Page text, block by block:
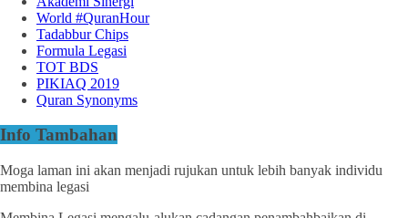
World #QuranHour
Tadabbur Chips
Formula Legasi
TOT BDS
PIKIAQ 2019
Quran Synonyms
Info Tambahan
Moga laman ini akan menjadi rujukan untuk lebih banyak individu
membina legasi